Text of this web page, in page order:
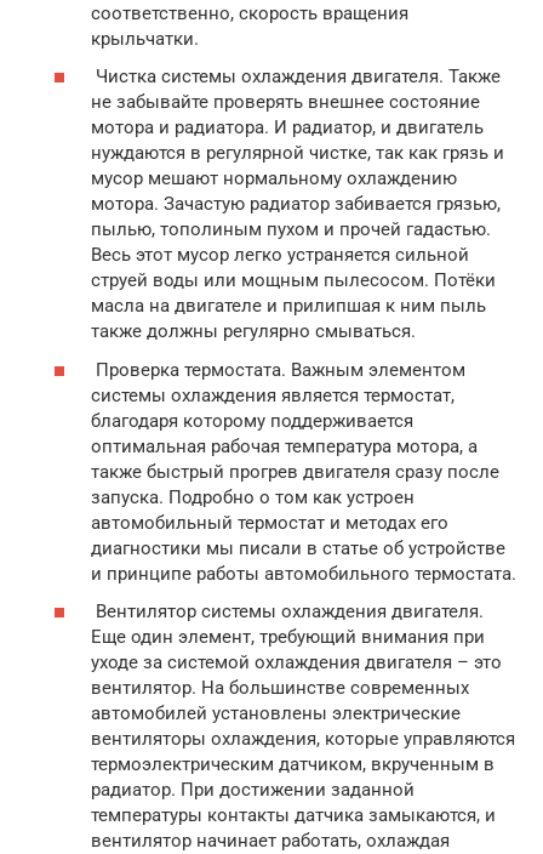
соответственно, скорость вращения
крыльчатки.
Чистка системы охлаждения двигателя. Также
не забывайте проверять внешнее состояние
мотора и радиатора. И радиатор, и двигатель
нуждаются в регулярной чистке, так как грязь и
мусор мешают нормальному охлаждению
мотора. Зачастую радиатор забивается грязью,
пылью, тополиным пухом и прочей гадастью.
Весь этот мусор легко устраняется сильной
струей воды или мощным пылесосом. Потёки
масла на двигателе и прилипшая к ним пыль
также должны регулярно смываться.
Проверка термостата. Важным элементом
системы охлаждения является термостат,
благодаря которому поддерживается
оптимальная рабочая температура мотора, а
также быстрый прогрев двигателя сразу после
запуска. Подробно о том как устроен
автомобильный термостат и методах его
диагностики мы писали в статье об устройстве
и принципе работы автомобильного термостата.
Вентилятор системы охлаждения двигателя.
Еще один элемент, требующий внимания при
уходе за системой охлаждения двигателя – это
вентилятор. На большинстве современных
автомобилей установлены электрические
вентиляторы охлаждения, которые управляются
термоэлектрическим датчиком, вкрученным в
радиатор. При достижении заданной
температуры контакты датчика замыкаются, и
вентилятор начинает работать, охлаждая